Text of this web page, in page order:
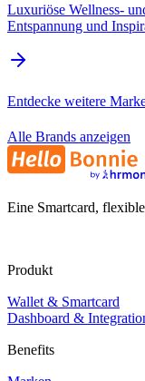
Luxuriöse Wellness-
Entspannung und
Entdecke weitere
Alle Brands anzeigen
Eine Smartcard,
Produkt
Wallet & Smartcard
Dashboard &
Benefits